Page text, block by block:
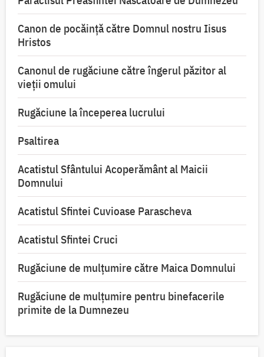
Canon de pocăință către Domnul nostru Iisus
Hristos
Canonul de rugăciune către îngerul păzitor al
vieții omului
Rugăciune la începerea lucrului
Psaltirea
Acatistul Sfântului Acoperământ al Maicii
Domnului
Acatistul Sfintei Cuvioase Parascheva
Acatistul Sfintei Cruci
Rugăciune de mulţumire către Maica Domnului
Rugăciune de mulțumire pentru binefacerile
primite de la Dumnezeu